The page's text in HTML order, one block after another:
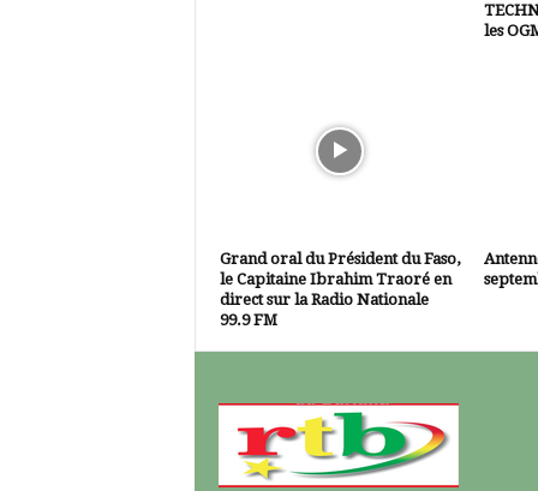
les
Grand oral du Président du Faso,
le Capitaine Ibrahim Traoré en
direct sur la Radio Nationale
99.9 FM